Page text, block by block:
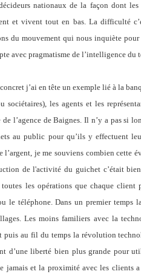
nationaux de la façon dont
et vivent tout en bas. La difficulté
du mouvement qui nous inquiète
avec pragmatisme de l’intelligence du
j’ai en tête un exemple lié à la
sociétaires), les agents et les
de l’agence de Baignes. Il n’y a pas si
au public pour qu’ils y effectuent
l’argent, je me souviens combien cette
de l'activité du guichet c’était
les opérations que chaque
le téléphone. Dans un premier temps
Les moins familiers avec la
puis au fil du temps la révolution
d’une liberté bien plus grande pour
jamais et la proximité avec les clients